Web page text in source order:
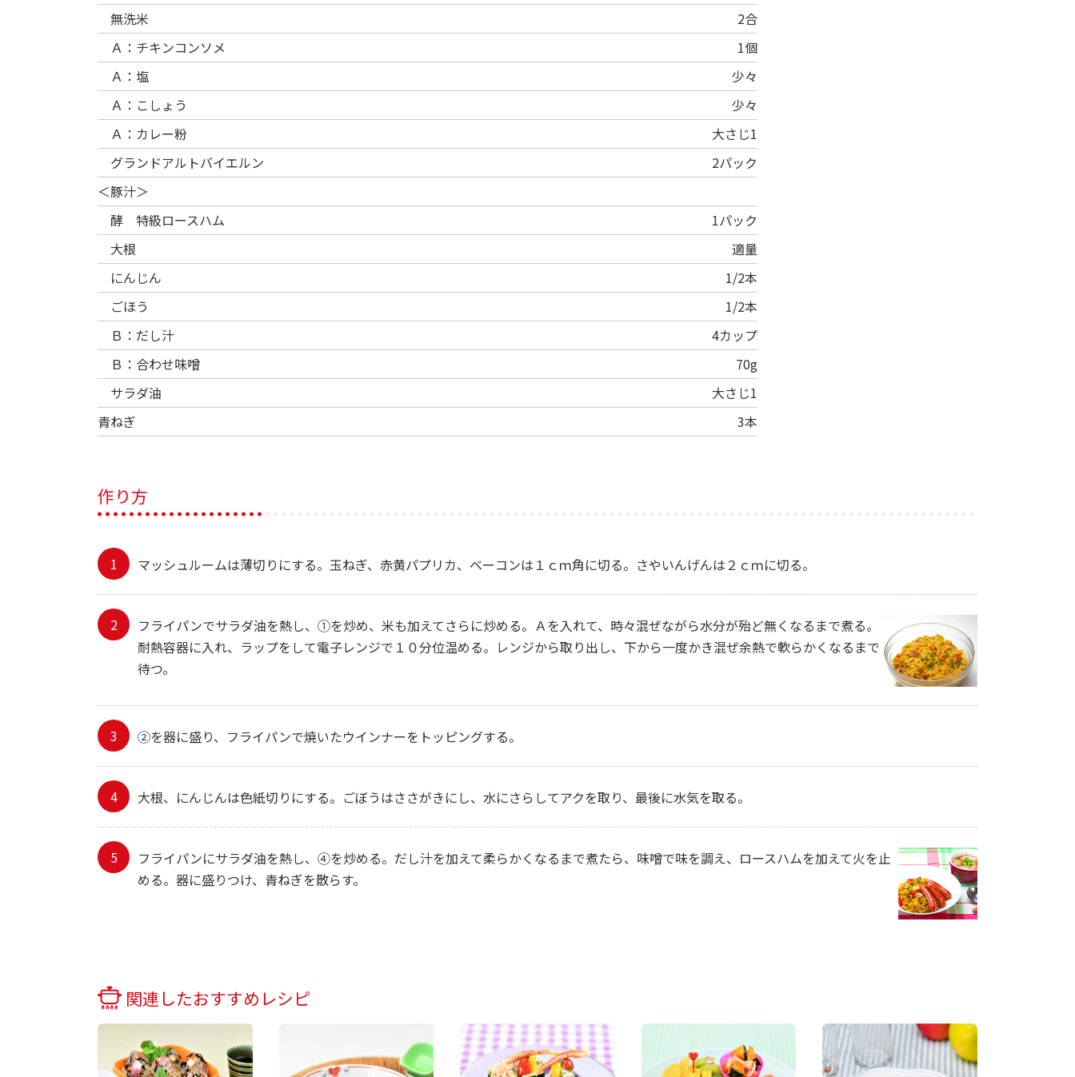
無洗米
2合
Ａ：チキンコンソメ
1個
Ａ：塩
少々
Ａ：こしょう
少々
Ａ：カレー粉
大さじ1
グランドアルトバイエルン
2パック
＜豚汁＞
酵 特級ロースハム
1パック
大根
適量
にんじん
1/2本
ごほう
1/2本
Ｂ：だし汁
4カップ
Ｂ：合わせ味噌
70g
サラダ油
大さじ1
青ねぎ
3本
作り方
マッシュルームは薄切りにする。玉ねぎ、赤黄パプリカ、ベーコンは１ｃｍ角に切る。さやいんげんは２ｃｍに切る。
フライパンでサラダ油を熱し、①を炒め、米も加えてさらに炒める。Ａを入れて、時々混ぜながら水分が殆ど無くなるまで煮る。
耐熱容器に入れ、ラップをして電子レンジで１０分位温める。レンジから取り出し、下から一度かき混ぜ余熱で軟らかくなるまで
待つ。
②を器に盛り、フライパンで焼いたウインナーをトッピングする。
大根、にんじんは色紙切りにする。ごぼうはささがきにし、水にさらしてアクを取り、最後に水気を取る。
フライパンにサラダ油を熱し、④を炒める。だし汁を加えて柔らかくなるまで煮たら、味噌で味を調え、ロースハムを加えて火を止
める。器に盛りつけ、青ねぎを散らす。
関連したおすすめレシピ